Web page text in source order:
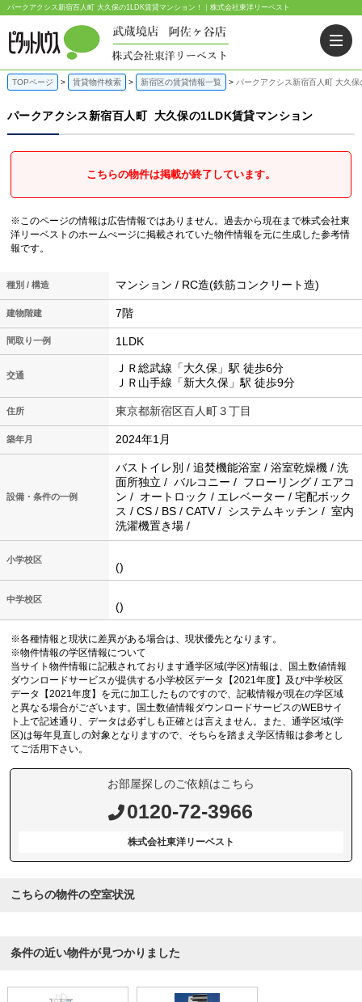
パークアクシス新宿百人町 大久保の1LDK賃貸マンション！｜株式会社東洋リーベスト
TOPページ 賃貸物件検索 新宿区の賃貸情報一覧 パークアクシス新宿百人町 大久
パークアクシス新宿百人町 大久保の1LDK賃貸マンション
こちらの物件は掲載が終了しています。
※このページの情報は広告情報ではありません。過去から現在まで株式会社東
洋リーベストのホームぺージに掲載されていた物件情報を元に生成した参考情
報です。
種別 / 構造 マンション / RC造(鉄筋コンクリート造)
建物階建 7階
間取り一例 1LDK
交通
ＪＲ総武線「大久保」駅 徒歩6分
ＪＲ山手線「新大久保」駅 徒歩9分
住所 東京都新宿区百人町３丁目
築年月 2024年1月
設備・条件の一例
バストイレ別 / 追焚機能浴室 / 浴室乾燥機 / 洗
面所独立 / バルコニー / フローリング / エアコ
ン / オートロック / エレベーター / 宅配ボック
ス / CS / BS / CATV / システムキッチン / 室内
洗濯機置き場 /
小学校区
()
中学校区
()
※各種情報と現状に差異がある場合は、現状優先となります。
※物件情報の学区情報について
当サイト物件情報に記載されております通学区域(学区)情報は、国土数値情報
ダウンロードサービスが提供する小学校区データ【2021年度】及び中学校区
データ【2021年度】を元に加工したものですので、記載情報が現在の学区域
と異なる場合がございます。国土数値情報ダウンロードサービスのWEBサイ
ト上で記述通り、データは必ずしも正確とは言えません。また、通学区域(学
区)は毎年見直しの対象となりますので、そちらを踏まえ学区情報は参考とし
てご活用下さい。
お部屋探しのご依頼はこちら
0120-72-3966
株式会社東洋リーベスト
こちらの物件の空室状況
条件の近い物件が見つかりました